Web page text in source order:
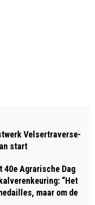
TOCHT
DIEREN
Velsertraverse-
start
40e Agrarische Dag
“Het
maar om de